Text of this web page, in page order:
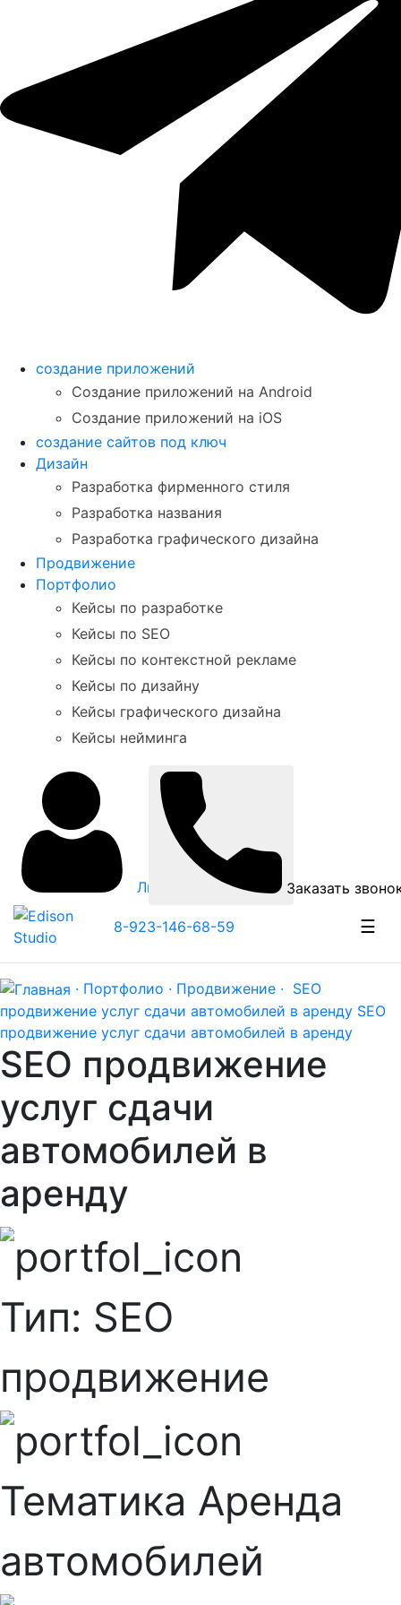
создание приложений
Создание приложений на Android
Создание приложений на iOS
создание сайтов под ключ
Дизайн
Разработка фирменного стиля
Разработка названия
Разработка графического дизайна
Продвижение
Портфолио
Кейсы по разработке
Кейсы по SEO
Кейсы по контекстной рекламе
Кейсы по дизайну
Кейсы графического дизайна
Кейсы нейминга
Личный кабинет Заказать
8-923-146-68-59 ☰
· Портфолио · Продвижение · SEO
продвижение услуг сдачи автомобилей в аренду SEO
продвижение услуг сдачи автомобилей в аренду
SEO продвижение
услуг сдачи
автомобилей в
аренду
Тип: SEO
продвижение
Тематика Аренда
автомобилей